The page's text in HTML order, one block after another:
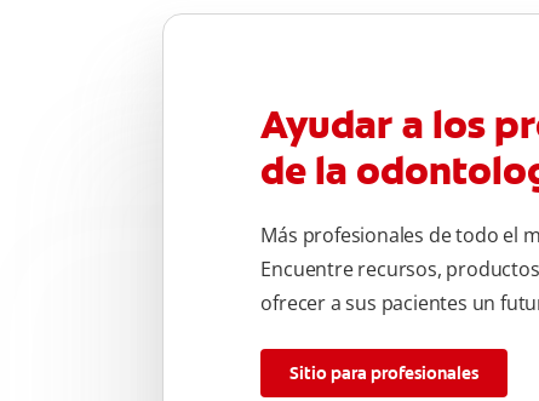
Ayudar a los
de la
Más profesionales de todo el
Encuentre recursos,
ofrecer a sus pacientes un
Sitio para profesionales